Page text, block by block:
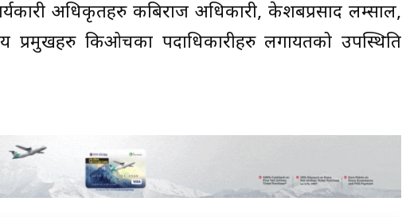
अधिकृतहरु कबिराज अधिकारी, केशबप्रसाद लम्साल,
प्रमुखहरु किओचका पदाधिकारीहरु लगायतको उपस्थिति